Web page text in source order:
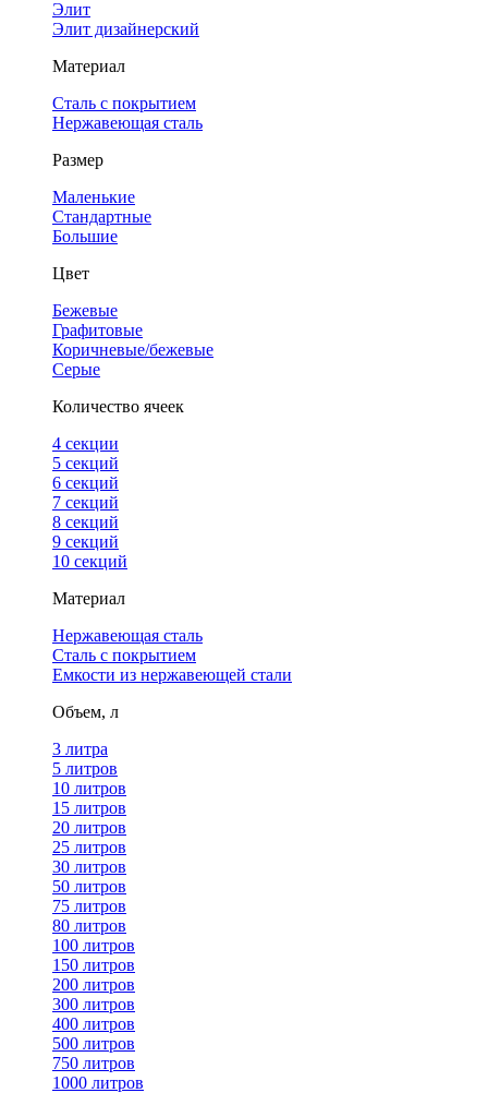
Элит
Элит дизайнерский
Материал
Сталь с покрытием
Нержавеющая сталь
Размер
Маленькие
Стандартные
Большие
Цвет
Бежевые
Графитовые
Коричневые/бежевые
Серые
Количество ячеек
4 cекции
5 секций
6 секций
7 секций
8 секций
9 секций
10 секций
Материал
Нержавеющая сталь
Сталь с покрытием
Емкости из нержавеющей стали
Объем, л
3 литра
5 литров
10 литров
15 литров
20 литров
25 литров
30 литров
50 литров
75 литров
80 литров
100 литров
150 литров
200 литров
300 литров
400 литров
500 литров
750 литров
1000 литров